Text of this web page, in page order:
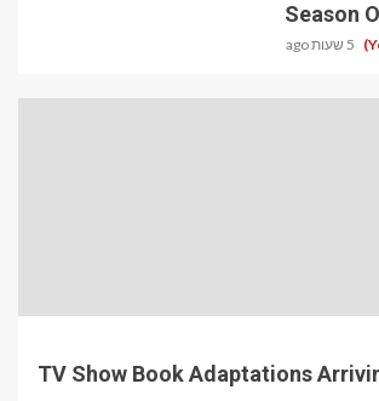
Season
5 שעות ago
TV Show Book Adaptations